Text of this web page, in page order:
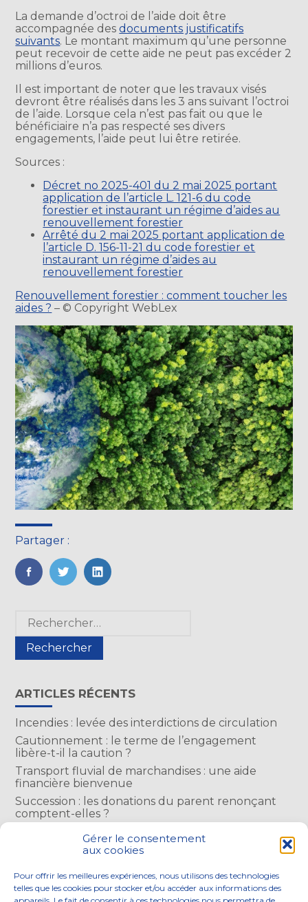
Gérer le consentement
aux cookies
Pour offrir les meilleures expériences, nous utilisons des technologies
telles que les cookies pour stocker et/ou accéder aux informations des
La demande d’octroi de l’aide doit être
accompagnée desdocuments justificatifs
suivants. Le montant maximum qu’une personne
peut recevoir de cette aide ne peut pas excéder 2
millions d’euros.
Il est important de noter que les travaux visés
devront être réalisés dans les 3 ans suivant l’octroi
de l’aide. Lorsque cela n’est pas fait ou que le
bénéficiaire n’a pas respecté ses divers
engagements, l’aide peut lui être retirée.
Sources :
Décret no 2025-401 du 2 mai 2025 portant
application de l’article L. 121-6 du code
forestier et instaurant un régime d’aides au
renouvellement forestier
Arrêté du 2 mai 2025 portant application de
l’article D. 156-11-21 du code forestier et
instaurant un régime d’aides au
renouvellement forestier
Renouvellement forestier : comment toucher les
aides ? – © Copyright WebLex
Partager :
FaceBook
TwitterLinkedIn
Blog
sidebar
Rechercher :
ARTICLES RÉCENTS
Incendies : levée des interdictions de circulation
Cautionnement : le terme de l’engagement
libère-t-il la caution ?
Transport fluvial de marchandises : une aide
financière bienvenue
Succession : les donations du parent renonçant
comptent-elles ?
Encadrement des loyers : une année de plus
COMMENTAIRES RÉCENTS